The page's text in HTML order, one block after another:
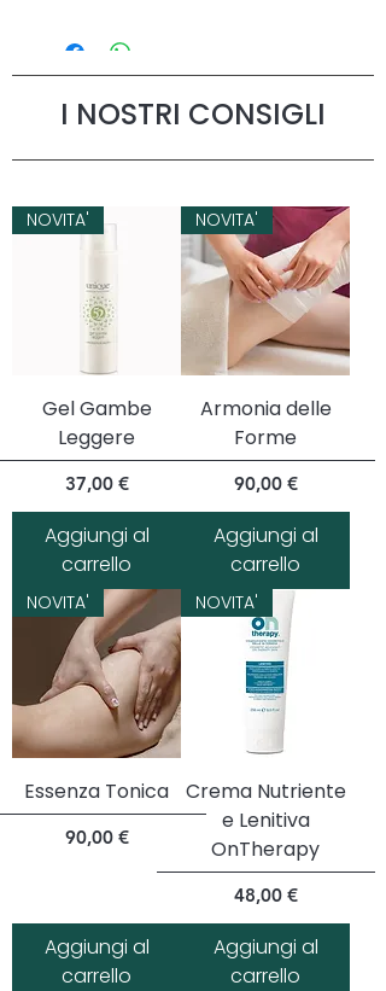
I NOSTRI CONSIGLI
NOVITA'
Gel Gambe
Leggere
Prezzo
37,00 €
Aggiungi al
carrello
NOVITA'
Armonia delle
Forme
Prezzo
90,00 €
Aggiungi al
carrello
NOVITA'
Essenza Tonica
Prezzo
90,00 €
Aggiungi al
carrello
NOVITA'
Crema Nutriente
e Lenitiva
OnTherapy
Prezzo
48,00 €
Aggiungi al
carrello